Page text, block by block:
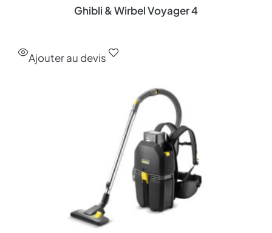
Ghibli & Wirbel Voyager 4
Ajouter au devis